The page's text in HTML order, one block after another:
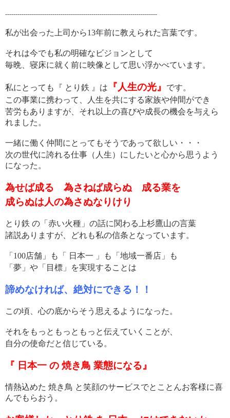
--------------------------------------------------------------------------
私が出会った上司から13年前に教えられた言葉です。
それは今でも私の明確なビジョンとして
毎晩、寝床に就く前に映像として思い浮かべています。
私にとっても『 とり鉄 』は 『人生の光』
です。
この事業に携わって、人生を共にする家族や仲間ができ
苦労もありますが、それ以上の喜びや成長の機会を与えら
れました。
一緒に働く仲間にとってもそうであって欲しい・・・
次の世代に誇れる仕事（人生）にしたいと心から思うよう
になった。
為せば成る 為さねば成らぬ 成る業を
成らぬは人の為さぬなりけり
とり鉄 の「赤い火種」の話に関わる上杉鷹山の言葉
諸説ありますが、どれも私の信条となっています。
「100店舗」も「 日本一 」も「地域一番店」も
「夢」や「目標」を実現することは
諦めなければ、絶対にできる！！
この頃、心の底からそう思えるようになった。
それをもっともっともっと伝えていくことが、
自分の使命だと信じている。
『 日本一 の 焼き鳥 業態になる』
情熱込めた 焼き鳥 と笑顔のサービスでとことんお客様に喜
んでもらおう。